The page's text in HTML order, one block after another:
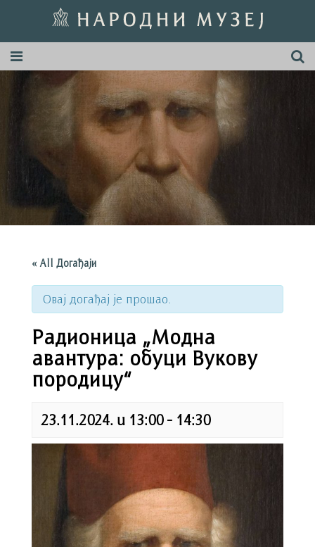
« All Догађаји
Овај догађај је прошао.
Радионица „Модна
авантура: обуци Вукову
породицу“
23.11.2024. u 13:00- 14:30